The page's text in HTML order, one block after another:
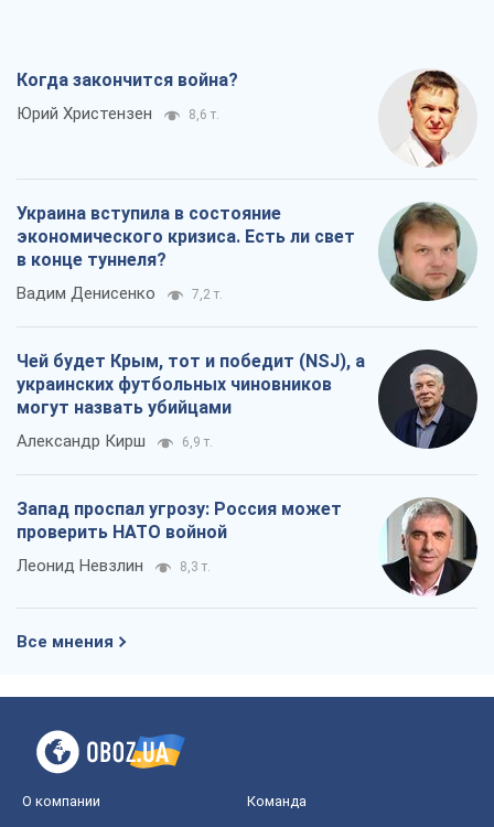
Когда закончится война?
Юрий Христензен 8,6 т.
Украина вступила в состояние
экономического кризиса. Есть ли свет
в конце туннеля?
Вадим Денисенко 7,2 т.
Чей будет Крым, тот и победит (NSJ), а
украинских футбольных чиновников
могут назвать убийцами
Александр Кирш 6,9 т.
Запад проспал угрозу: Россия может
проверить НАТО войной
Леонид Невзлин 8,3 т.
Все мнения
О компании Команда